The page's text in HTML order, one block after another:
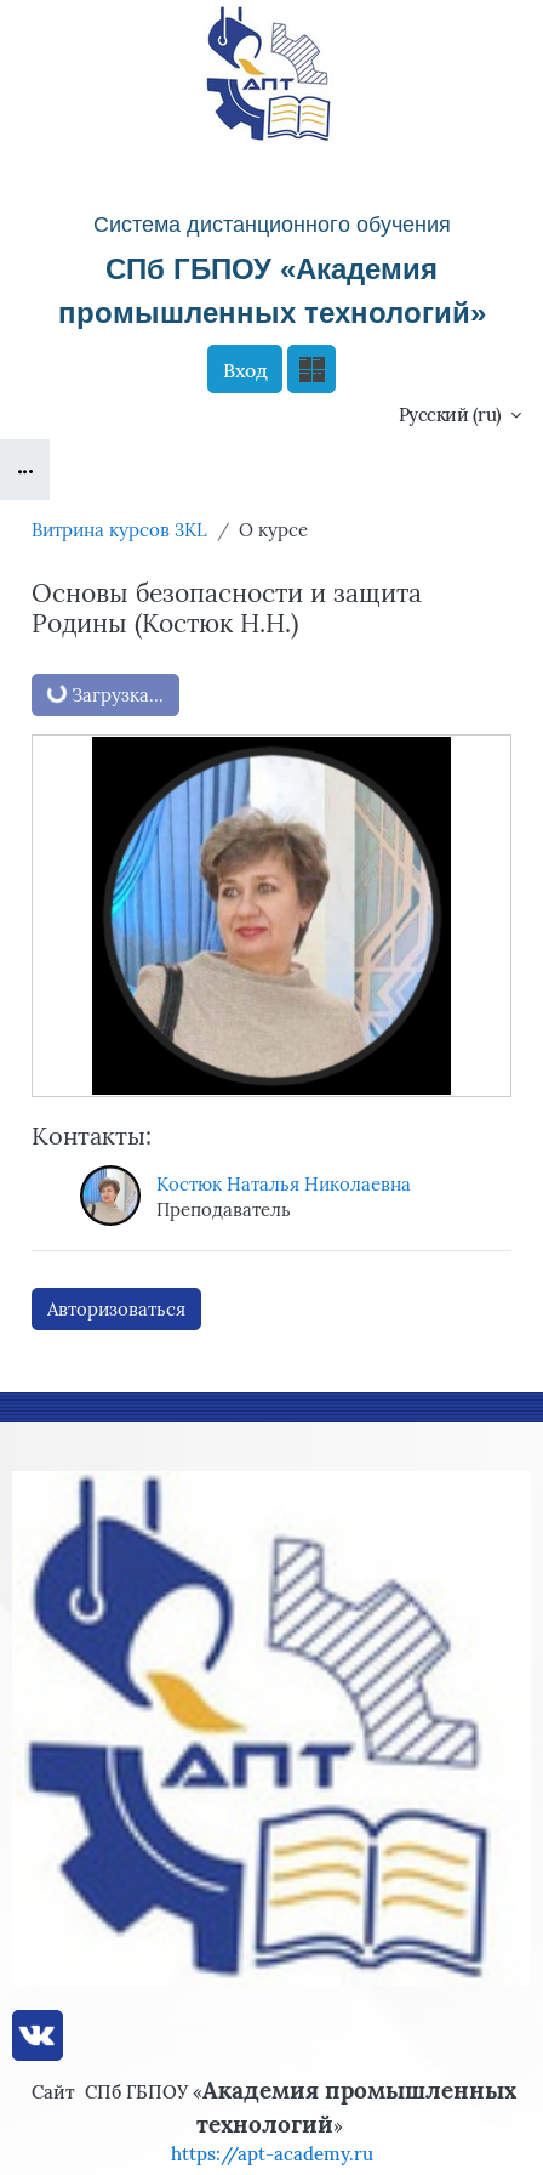
Перейти к основному содержанию
Система дистанционного обучения
СПб ГБПОУ «Академия
промышленных технологий»
Вход
Русский ‎(ru)‎
Витрина курсов 3KL О курсе
Основы безопасности и защита
Родины (Костюк Н.Н.)
Блоки
Загрузка...
Контакты:
Костюк Наталья Николаевна
Преподаватель
Авторизоваться
Блоки
Сайт СПб ГБПОУ «Академия промышленных
технологий»
https://apt-academy.ru